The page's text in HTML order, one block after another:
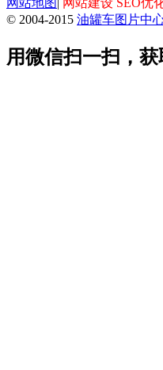
© 2004-2015 油罐车图片中
用微信扫一扫，